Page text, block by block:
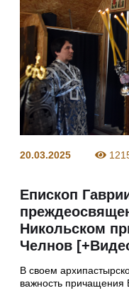
20.03.2025
Епископ
Никольском
Челнов
В своем
важность причащения